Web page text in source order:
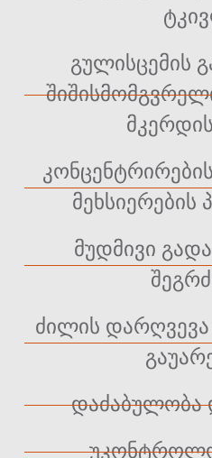
გულისცემის
მუდმივი
ძილის დარღვევა
დაძაბულობა